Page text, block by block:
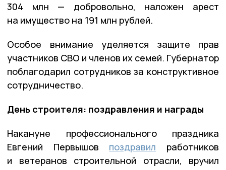
304 млн — добровольно, наложен арест
на имущество на 191 млн рублей.
Особое внимание уделяется защите прав
участников СВО и членов их семей. Губернатор
поблагодарил сотрудников за конструктивное
сотрудничество.
День строителя: поздравления и награды
Накануне профессионального праздника
Евгений Первышов поздравил работников
и ветеранов строительной отрасли, вручил